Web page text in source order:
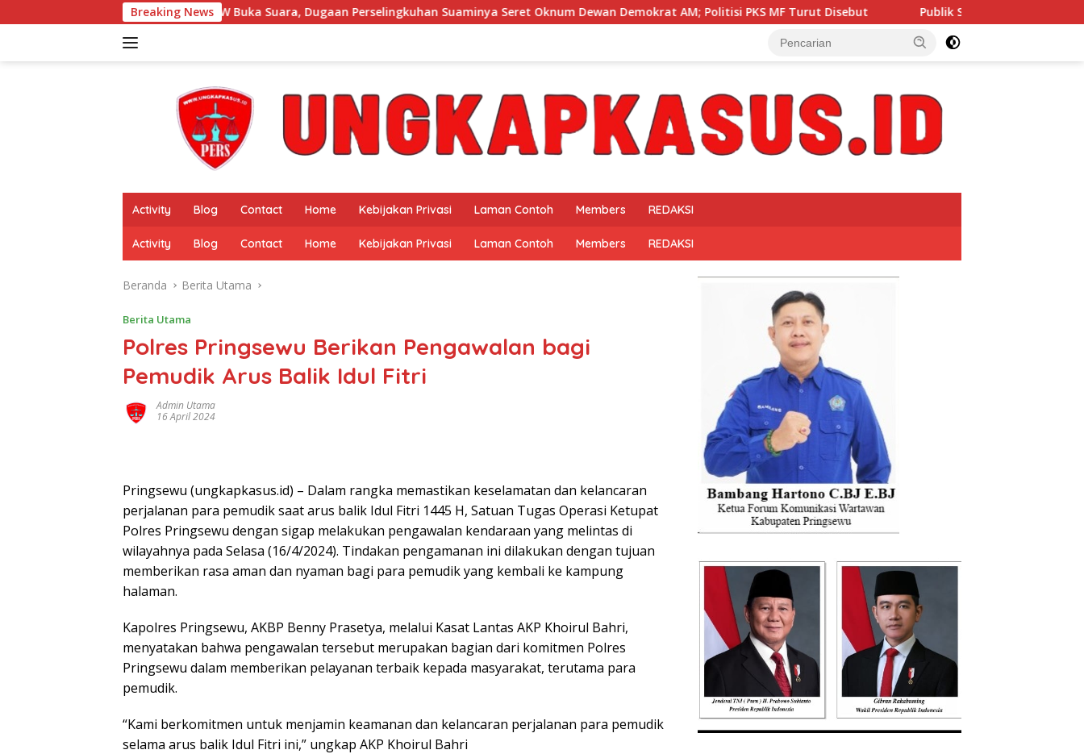
ke
Breaking News
DW Buka Suara, Dugaan Perselingkuhan Suaminya Seret Oknum Dewan Demokrat AM; Politisi PKS MF Turut Disebut Publik Soroti Dugaan Pengelolaan Dana BOS
Activity Blog Contact Home Kebijakan Privasi Laman Contoh Members REDAKSI
Activity Blog Contact Home Kebijakan Privasi Laman Contoh Members REDAKSI
Beranda Berita Utama
Berita Utama
Polres Pringsewu Berikan Pengawalan bagi
Pemudik Arus Balik Idul Fitri
Admin Utama
16 April 2024
Pringsewu (ungkapkasus.id) – Dalam rangka memastikan keselamatan dan kelancaran
perjalanan para pemudik saat arus balik Idul Fitri 1445 H, Satuan Tugas Operasi Ketupat
Polres Pringsewu dengan sigap melakukan pengawalan kendaraan yang melintas di
wilayahnya pada Selasa (16/4/2024). Tindakan pengamanan ini dilakukan dengan tujuan
memberikan rasa aman dan nyaman bagi para pemudik yang kembali ke kampung
halaman.
Kapolres Pringsewu, AKBP Benny Prasetya, melalui Kasat Lantas AKP Khoirul Bahri,
menyatakan bahwa pengawalan tersebut merupakan bagian dari komitmen Polres
Pringsewu dalam memberikan pelayanan terbaik kepada masyarakat, terutama para
pemudik.
“Kami berkomitmen untuk menjamin keamanan dan kelancaran perjalanan para pemudik
selama arus balik Idul Fitri ini,” ungkap AKP Khoirul Bahri